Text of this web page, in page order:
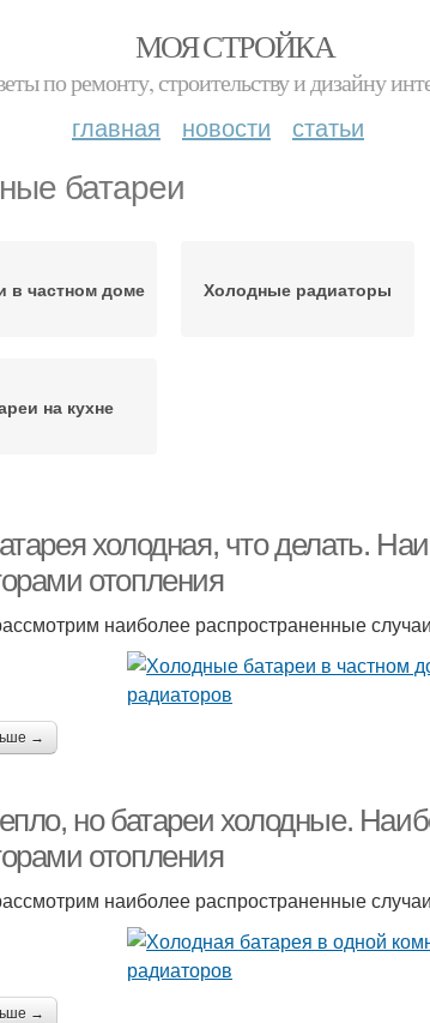
МОЯ СТРОЙКА
по ремонту, строительству и дизайну
главная новости статьи
батареи
в частном доме Холодные радиаторы
на кухне
холодная, что делать.
отопления
наиболее распространенные
→
но батареи холодные.
отопления
наиболее распространенные
→